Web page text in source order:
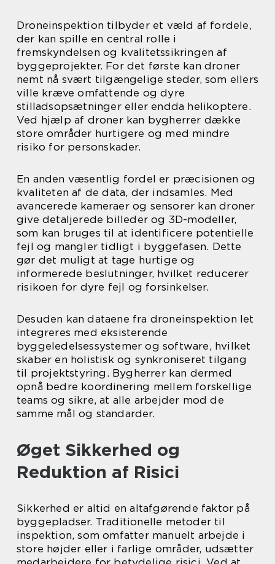
Droneinspektion tilbyder et væld af fordele,
der kan spille en central rolle i
fremskyndelsen og kvalitetssikringen af
byggeprojekter. For det første kan droner
nemt nå svært tilgængelige steder, som ellers
ville kræve omfattende og dyre
stilladsopsætninger eller endda helikoptere.
Ved hjælp af droner kan bygherrer dække
store områder hurtigere og med mindre
risiko for personskader.
En anden væsentlig fordel er præcisionen og
kvaliteten af de data, der indsamles. Med
avancerede kameraer og sensorer kan droner
give detaljerede billeder og 3D-modeller,
som kan bruges til at identificere potentielle
fejl og mangler tidligt i byggefasen. Dette
gør det muligt at tage hurtige og
informerede beslutninger, hvilket reducerer
risikoen for dyre fejl og forsinkelser.
Desuden kan dataene fra droneinspektion let
integreres med eksisterende
byggeledelsessystemer og software, hvilket
skaber en holistisk og synkroniseret tilgang
til projektstyring. Bygherrer kan dermed
opnå bedre koordinering mellem forskellige
teams og sikre, at alle arbejder mod de
samme mål og standarder.
Øget Sikkerhed og
Reduktion af Risici
Sikkerhed er altid en altafgørende faktor på
byggepladser. Traditionelle metoder til
inspektion, som omfatter manuelt arbejde i
store højder eller i farlige områder, udsætter